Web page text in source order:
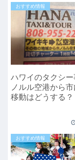
おすすめ情報
ハワイのタクシー
ノルル空港から
移動はどうする？
おすすめ情報